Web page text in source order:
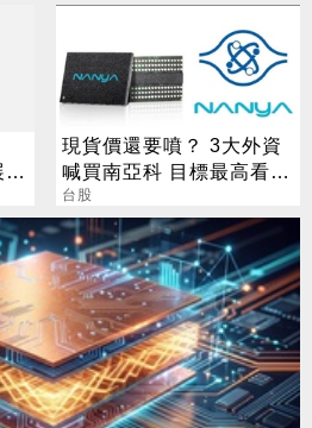
現貨價還要噴？ 3大外資
喊買南亞科 目標最高看到
650
台股